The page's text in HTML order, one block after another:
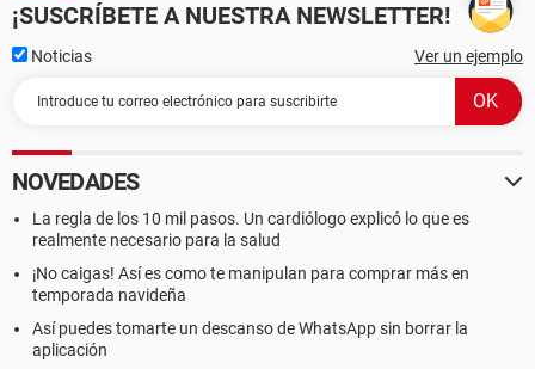
¡SUSCRÍBETE A NUESTRA NEWSLETTER!
Noticias Ver un ejemplo
NOVEDADES
La regla de los 10 mil pasos. Un cardiólogo explicó lo que es
realmente necesario para la salud
¡No caigas! Así es como te manipulan para comprar más en
temporada navideña
Así puedes tomarte un descanso de WhatsApp sin borrar la
aplicación